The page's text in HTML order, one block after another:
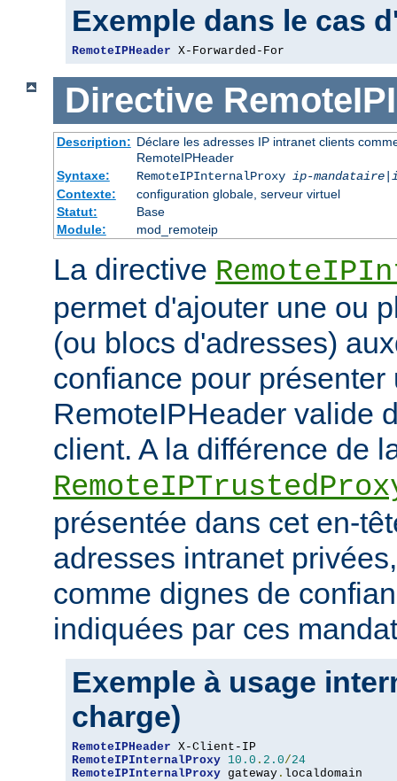
Exemple dans le cas
RemoteIPHeader X-Forwarded-For
Directive
Description: Déclare les adresses IP intranet clients
RemoteIPHeader
Syntaxe:
RemoteIPInternalProxy ip-mandataire|
Contexte:
configuration globale, serveur virtuel
Statut:
Base
Module:
mod_remoteip
La directive
permet d'ajouter une ou
(ou blocs d'adresses)
confiance pour présenter
RemoteIPHeader valide
client. A la différence de
présentée dans cet en-
adresses intranet
comme dignes de
indiquées par ces
Exemple à usage
charge)
RemoteIPHeader
RemoteIPInternalProxy 10.0 . 2.0/24
RemoteIPInternalProxy gateway . localdomain